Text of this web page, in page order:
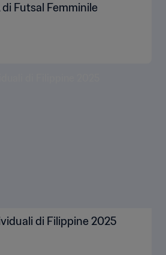
Futsal Femminile
di Filippine 2025